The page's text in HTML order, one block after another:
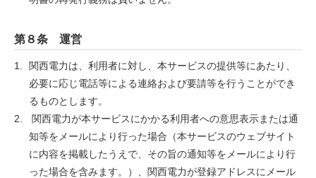
第８条 運営
関西電力は、利用者に対し、本サービスの提供等にあたり、
必要に応じ電話等による連絡および要請等を行うことができ
るものとします。
関西電力が本サービスにかかる利用者への意思表示または通
知等をメールにより行った場合（本サービスのウェブサイト
に内容を掲載したうえで、その旨の通知等をメールにより行
った場合を含みます。）、関西電力が登録アドレスにメール